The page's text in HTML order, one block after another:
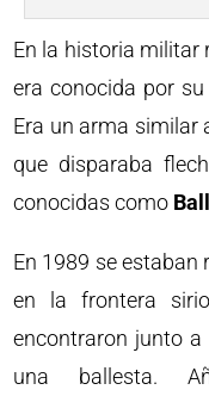
En la historia militar
era conocida por
Era un arma similar
que disparaba
conocidas como
En 1989 se
en la frontera
encontraron junto
una ballesta.